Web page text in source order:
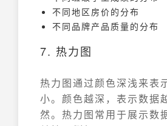
不同地区房价的分布
不同品牌产品质量的分布
7. 热力图
热力图通过颜色深浅来表
小。颜色越深，表示数据
然。热力图常用于展示数